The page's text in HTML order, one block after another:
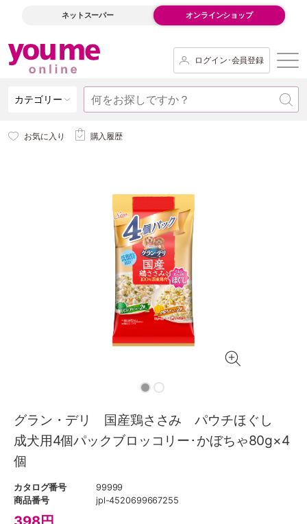
ネットスーパー オンラインショップ
ログイン･会員登録
カテゴリー
お気に入り 購入履歴
グラン・デリ 国産鶏ささみ パウチほぐし
成犬用4個パックブロッコリー･かぼちゃ80g×4
個
カタログ番号
99999
商品番号
jpl-4520699667255